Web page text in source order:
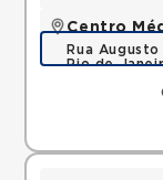
Centro
Rua
Rio de